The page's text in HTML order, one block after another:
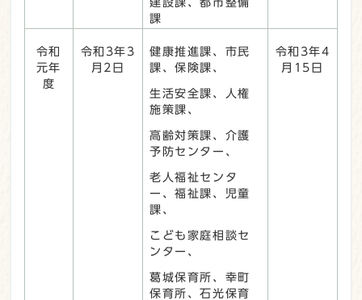
課
令和
元年
度
令和3年3
月2日
健康推進課、市民
課、保険課、
生活安全課、人権
施策課、
高齢対策課、介護
予防センター、
老人福祉センタ
ー、福祉課、児童
課、
こども家庭相談セ
ンター、
葛城保育所、幸町
保育所、石光保育
令和3年4
月15日